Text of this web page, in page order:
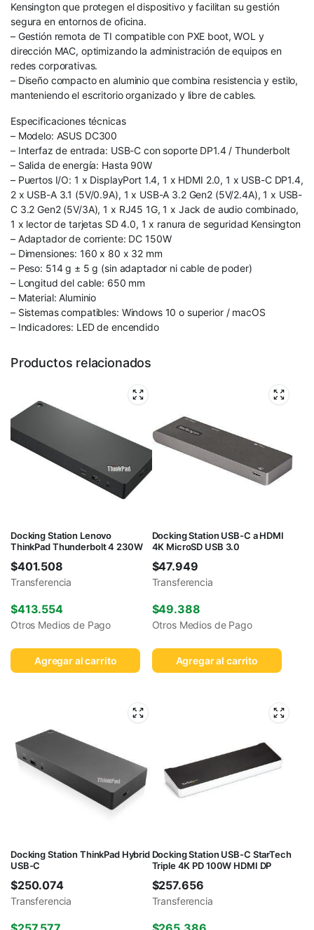
Kensington que protegen el dispositivo y facilitan su gestión
segura en entornos de oficina.
– Gestión remota de TI compatible con PXE boot, WOL y
dirección MAC, optimizando la administración de equipos en
redes corporativas.
– Diseño compacto en aluminio que combina resistencia y estilo,
manteniendo el escritorio organizado y libre de cables.
Especificaciones técnicas
– Modelo: ASUS DC300
– Interfaz de entrada: USB-C con soporte DP1.4 / Thunderbolt
– Salida de energía: Hasta 90W
– Puertos I/O: 1 x DisplayPort 1.4, 1 x HDMI 2.0, 1 x USB-C DP1.4,
2 x USB-A 3.1 (5V/0.9A), 1 x USB-A 3.2 Gen2 (5V/2.4A), 1 x USB-
C 3.2 Gen2 (5V/3A), 1 x RJ45 1G, 1 x Jack de audio combinado,
1 x lector de tarjetas SD 4.0, 1 x ranura de seguridad Kensington
– Adaptador de corriente: DC 150W
– Dimensiones: 160 x 80 x 32 mm
– Peso: 514 g ± 5 g (sin adaptador ni cable de poder)
– Longitud del cable: 650 mm
– Material: Aluminio
– Sistemas compatibles: Windows 10 o superior / macOS
– Indicadores: LED de encendido
Productos relacionados
Docking Station Lenovo
ThinkPad Thunderbolt 4 230W
$401.508
Transferencia
$413.554
Otros Medios de Pago
Agregar al carrito
Docking Station USB-C a HDMI
4K MicroSD USB 3.0
$47.949
Transferencia
$49.388
Otros Medios de Pago
Agregar al carrito
Docking Station ThinkPad Hybrid
USB-C
$250.074
Transferencia
Docking Station USB-C StarTech
Triple 4K PD 100W HDMI DP
$257.656
Transferencia